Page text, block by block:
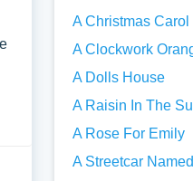
A Christmas Carol
A Clockwork
A Dolls House
A Raisin In The
A Rose For Emily
A Streetcar